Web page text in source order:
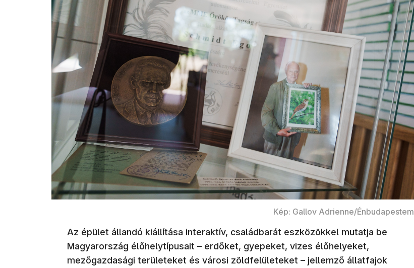
Kép: Gallov Adrienne/Énbudapestem
Az épület állandó kiállítása interaktív, családbarát eszközökkel mutatja be
Magyarország élőhelytípusait – erdőket, gyepeket, vizes élőhelyeket,
mezőgazdasági területeket és városi zöldfelületeket – jellemző állatfajok